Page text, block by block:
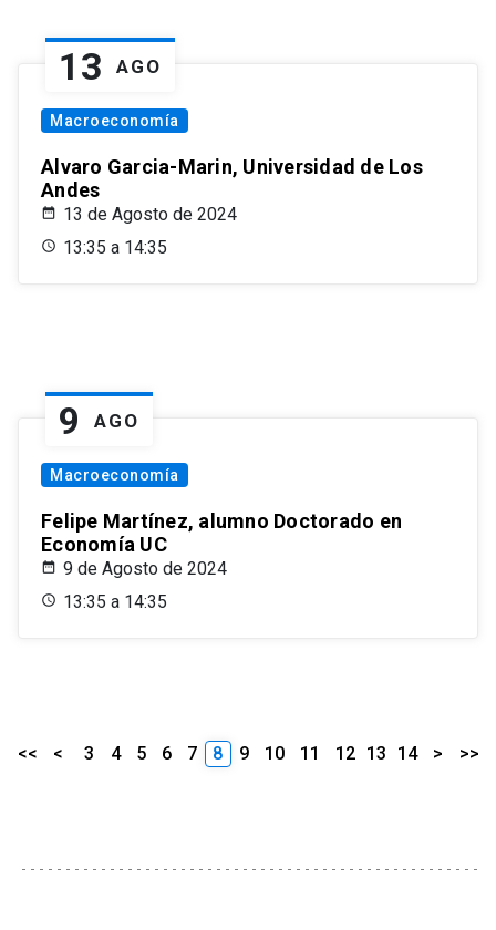
13 AGO
Macroeconomía
Alvaro Garcia-Marin, Universidad de Los
Andes
13 de Agosto de 2024
13:35 a 14:35
9 AGO
Macroeconomía
Felipe Martínez, alumno Doctorado en
Economía UC
9 de Agosto de 2024
13:35 a 14:35
<< < 3 4 5 6 7 8 9 10 11 12 13 14 > >>